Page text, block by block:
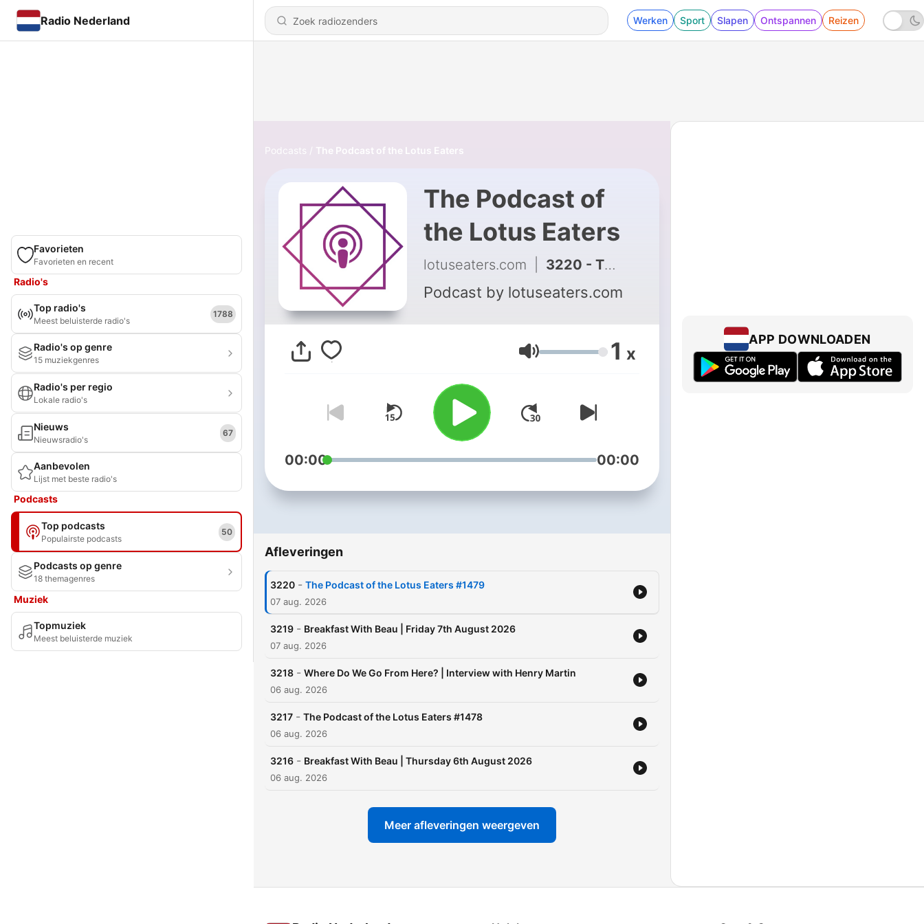
Radio Nederland Werken Sport Slapen Ontspannen Reizen
Favorieten
Favorieten en recent
Radio's
Top radio's
Meest beluisterde radio's
1788
Radio's op genre
15 muziekgenres
Radio's per regio
Lokale radio's
Nieuws
Nieuwsradio's
67
Aanbevolen
Lijst met beste radio's
Podcasts
Top podcasts
Populairste podcasts
50
Podcasts op genre
18 themagenres
Muziek
Topmuziek
Meest beluisterde muziek
Podcasts The Podcast of the Lotus Eaters
The Podcast of
the Lotus Eaters
lotuseaters.com 3220 - The Podcast of the Lotus Eaters #1479
Podcast by lotuseaters.com
Volume 1 x
00:00 00:00
Afleveringen
3220 - The Podcast of the Lotus Eaters #1479
07 aug. 2026
3219 - Breakfast With Beau | Friday 7th August 2026
07 aug. 2026
3218 - Where Do We Go From Here? | Interview with Henry Martin
06 aug. 2026
3217 - The Podcast of the Lotus Eaters #1478
06 aug. 2026
3216 - Breakfast With Beau | Thursday 6th August 2026
06 aug. 2026
Meer afleveringen weergeven
APP DOWNLOADEN